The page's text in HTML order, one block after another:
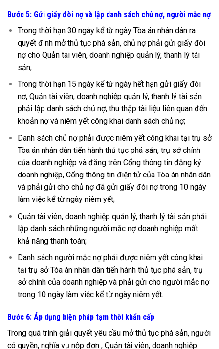
Bước 5: Gửi giấy đòi nợ và lập danh sách chủ nợ, người mắc nợ
Trong thời hạn 30 ngày kể từ ngày Tòa án nhân dân ra
quyết định mở thủ tục phá sản, chủ nợ phải gửi giấy đòi
nợ cho Quản tài viên, doanh nghiệp quản lý, thanh lý tài
sản;
Trong thời hạn 15 ngày kể từ ngày hết hạn gửi giấy đòi
nợ, Quản tài viên, doanh nghiệp quản lý, thanh lý tài sản
phải lập danh sách chủ nợ, thu thập tài liệu liên quan đến
khoản nợ và niêm yết công khai danh sách chủ nợ;
Danh sách chủ nợ phải được niêm yết công khai tại trụ sở
Tòa án nhân dân tiến hành thủ tục phá sản, trụ sở chính
của doanh nghiệp và đăng trên Cổng thông tin đăng ký
doanh nghiệp, Cổng thông tin điện tử của Tòa án nhân dân
và phải gửi cho chủ nợ đã gửi giấy đòi nợ trong 10 ngày
làm việc kể từ ngày niêm yết;
Quản tài viên, doanh nghiệp quản lý, thanh lý tài sản phải
lập danh sách những người mắc nợ doanh nghiệp mất
khả năng thanh toán;
Danh sách người mắc nợ phải được niêm yết công khai
tại trụ sở Tòa án nhân dân tiến hành thủ tục phá sản, trụ
sở chính của doanh nghiệp và phải gửi cho người mắc nợ
trong 10 ngày làm việc kể từ ngày niêm yết.
Bước 6: Áp dụng biện pháp tạm thời khẩn cấp
Trong quá trình giải quyết yêu cầu mở thủ tục phá sản, người
có quyền, nghĩa vụ nộp đơn , Quản tài viên, doanh nghiệp